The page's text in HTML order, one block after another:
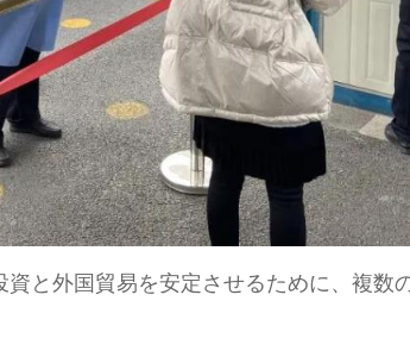
と外国貿易を安定させるために、複数